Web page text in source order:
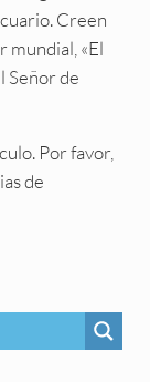
Creen
mundial, «El
Señor de
Por favor,
de